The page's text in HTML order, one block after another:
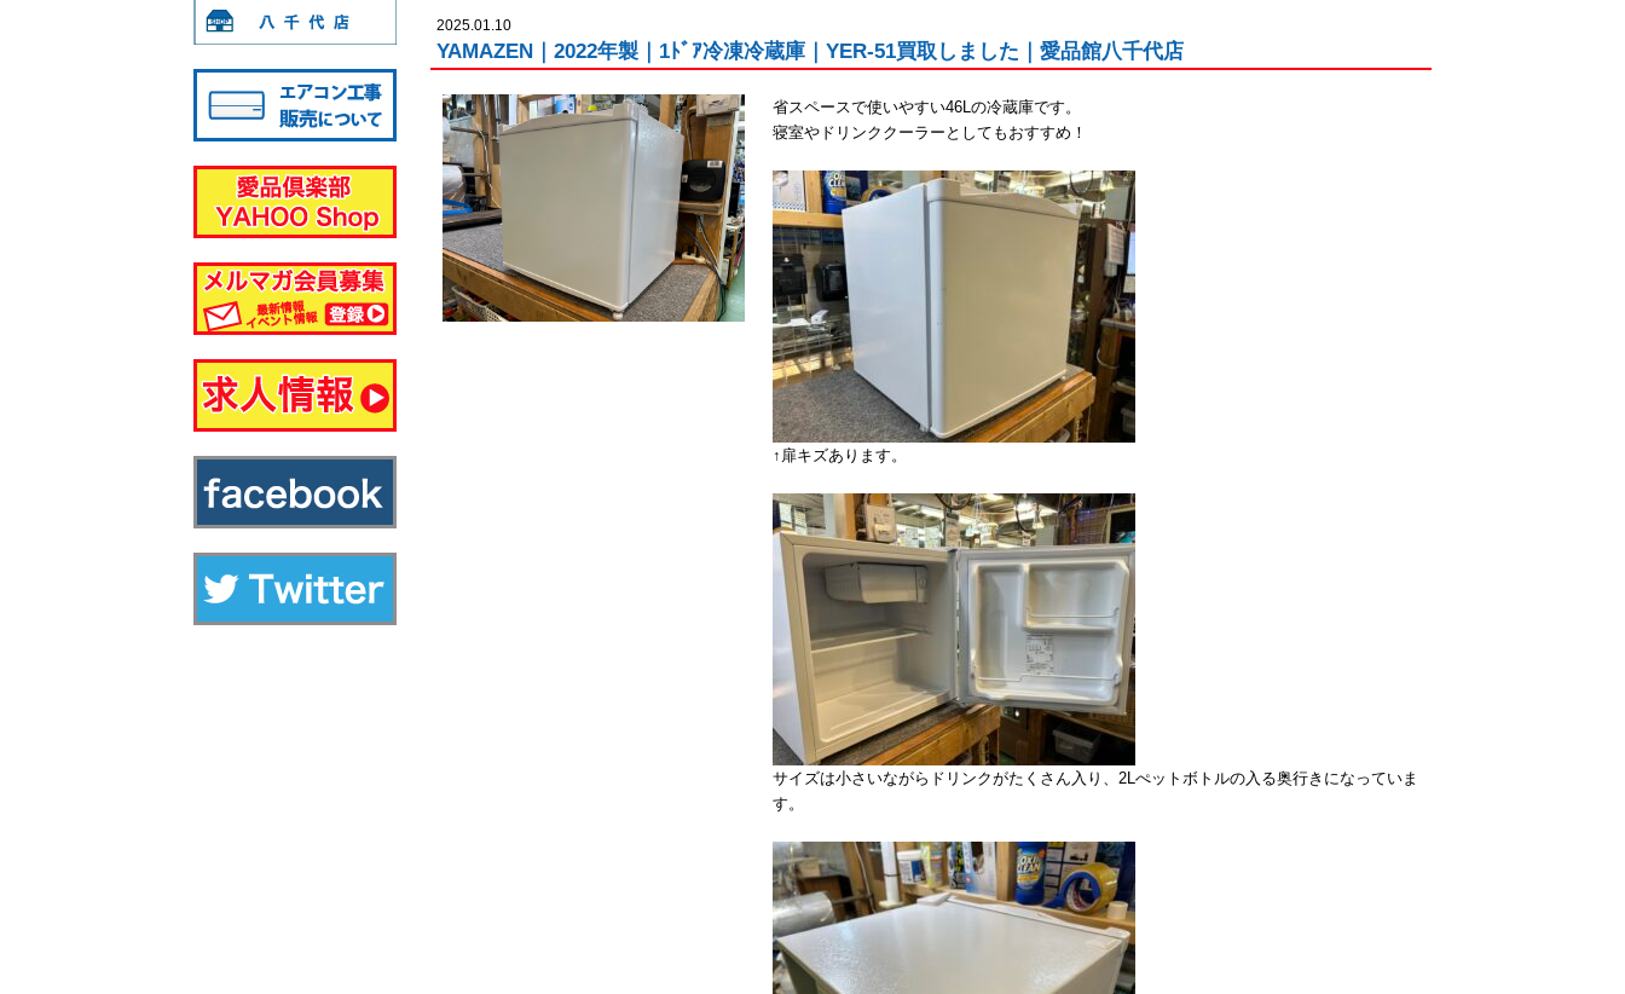
2025.01.10
YAMAZEN｜2022年製｜1ﾄﾞｱ冷凍冷蔵庫｜YER-51買取しました｜愛品館八千代店
省スペースで使いやすい46Lの冷蔵庫です。
寝室やドリンククーラーとしてもおすすめ！
↑扉キズあります。
サイズは小さいながらドリンクがたくさん入り、2Lぺットボトルの入る奥行きになっていま
す。